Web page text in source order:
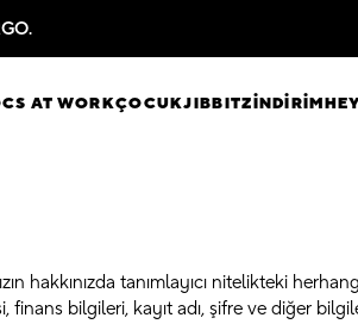
AT WORKÇOCUKJIBBITZİNDİRİM
hakkınızda tanımlayıcı nitelikteki
finans bilgileri, kayıt adı, şifre ve diğer